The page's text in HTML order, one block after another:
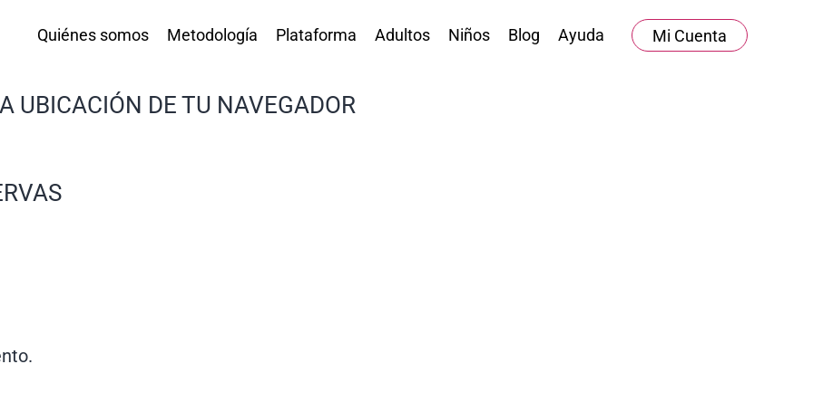
Quiénes somos Metodología Plataforma Adultos Niños Blog Ayuda Mi Cuenta
UBICACIÓN DE TU NAVEGADOR